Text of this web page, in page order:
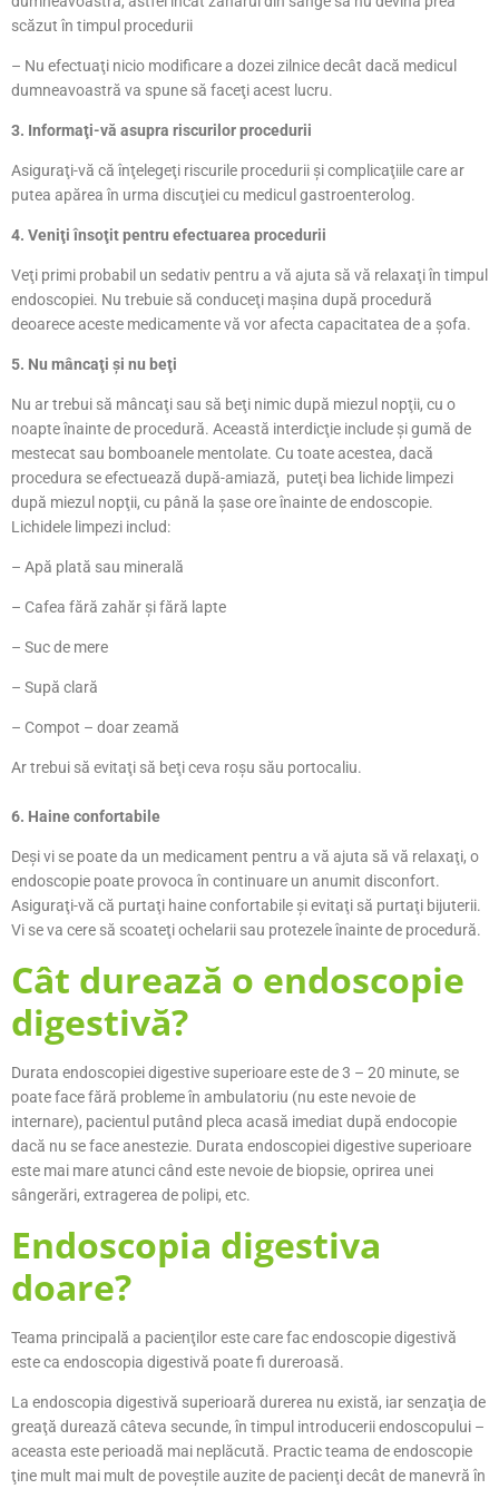
scăzut în timpul procedurii
– Nu efectuaţi nicio modificare a dozei zilnice decât dacă medicul
dumneavoastră va spune să faceţi acest lucru.
3. Informaţi-vă asupra riscurilor procedurii
Asiguraţi-vă că înţelegeţi riscurile procedurii şi complicaţiile care ar
putea apărea în urma discuţiei cu medicul gastroenterolog.
4. Veniţi însoţit pentru efectuarea procedurii
Veţi primi probabil un sedativ pentru a vă ajuta să vă relaxaţi în timpul
endoscopiei. Nu trebuie să conduceţi maşina după procedură
deoarece aceste medicamente vă vor afecta capacitatea de a şofa.
5. Nu mâncaţi şi nu beţi
Nu ar trebui să mâncaţi sau să beţi nimic după miezul nopţii, cu o
noapte înainte de procedură. Această interdicţie include şi gumă de
mestecat sau bomboanele mentolate. Cu toate acestea, dacă
procedura se efectuează după-amiază, puteţi bea lichide limpezi
după miezul nopţii, cu până la şase ore înainte de endoscopie.
Lichidele limpezi includ:
– Apă plată sau minerală
– Cafea fără zahăr şi fără lapte
– Suc de mere
– Supă clară
– Compot – doar zeamă
Ar trebui să evitaţi să beţi ceva roşu său portocaliu.
6. Haine confortabile
Deşi vi se poate da un medicament pentru a vă ajuta să vă relaxaţi, o
endoscopie poate provoca în continuare un anumit disconfort.
Asiguraţi-vă că purtaţi haine confortabile şi evitaţi să purtaţi bijuterii.
Vi se va cere să scoateţi ochelarii sau protezele înainte de procedură.
Cât durează o endoscopie
digestivă?
Durata endoscopiei digestive superioare este de 3 – 20 minute, se
poate face fără probleme în ambulatoriu (nu este nevoie de
internare), pacientul putând pleca acasă imediat după endocopie
dacă nu se face anestezie. Durata endoscopiei digestive superioare
este mai mare atunci când este nevoie de biopsie, oprirea unei
sângerări, extragerea de polipi, etc.
Endoscopia digestiva
doare?
Teama principală a pacienţilor este care fac endoscopie digestivă
este ca endoscopia digestivă poate fi dureroasă.
La endoscopia digestivă superioară durerea nu există, iar senzaţia de
greaţă durează câteva secunde, în timpul introducerii endoscopului –
aceasta este perioadă mai neplăcută. Practic teama de endoscopie
ţine mult mai mult de poveştile auzite de pacienţi decât de manevră în